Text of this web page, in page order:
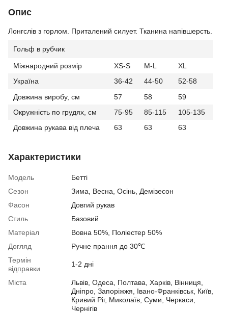
Опис
Лонгслів з горлом. Приталений силует. Тканина напівшерсть.
Гольф в рубчик
Міжнародний розмір XS-S M-L
XL
Україна
36-42 44-50
52-58
Довжина виробу, см
57 58
59
Окружність по грудях, см
75-95 85-115
105-135
Довжина рукава від плеча
63 63 63
Характеристики
Модель
Бетті
Сезон
Зима Весна Осінь Демізесон
Фасон
Довгий рукав
Стиль
Базовий
Матеріал
Вовна 50%, Поліестер 50%
Догляд
Ручне прання до 30℃
Термін
відправки
1-2 дні
Міста
Львів, Одеса, Полтава, Харків, Вінниця,
Дніпро, Запоріжжя, Івано-Франківськ, Київ,
Кривий Ріг, Миколаїв, Суми, Черкаси,
Чернігів